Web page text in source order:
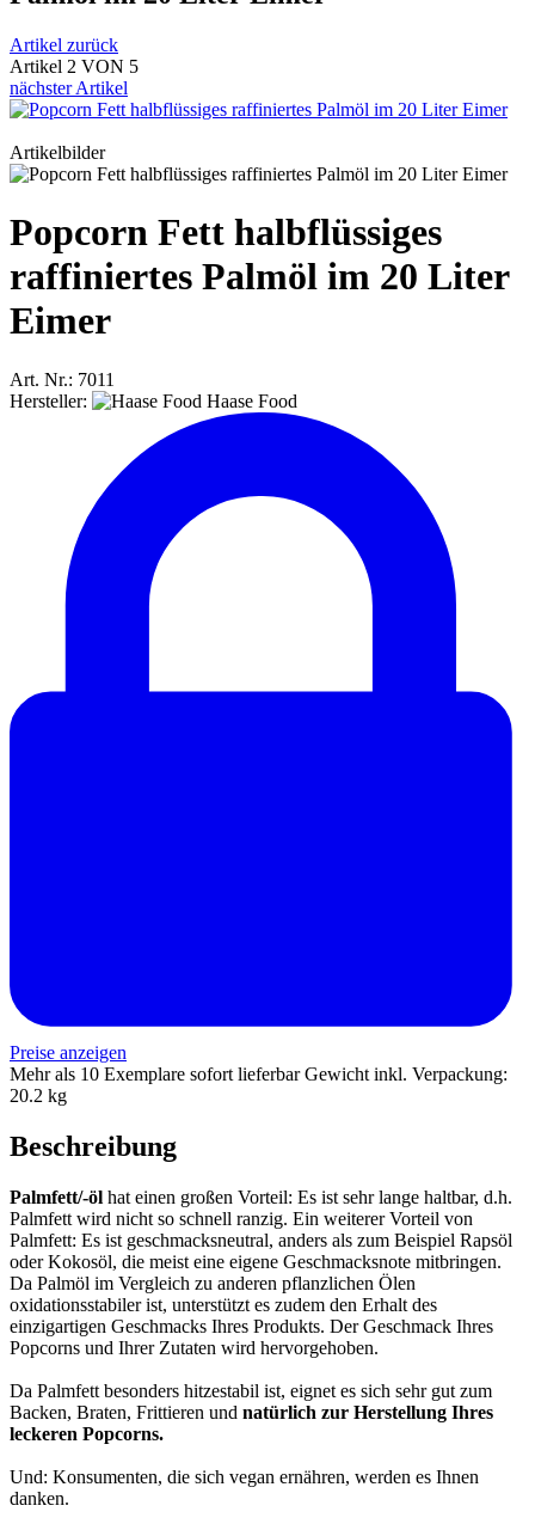
Artikel zurück
Artikel 2 VON 5
nächster Artikel
Artikelbilder
Popcorn Fett halbflüssiges
raffiniertes Palmöl im 20 Liter
Eimer
Art. Nr.: 7011
Hersteller:
Haase Food
Preise anzeigen
Mehr als 10 Exemplare sofort lieferbarGewicht inkl. Verpackung:
20.2 kg
Beschreibung
Palmfett/-öl hat einen großen Vorteil: Es ist sehr lange haltbar, d.h.
Palmfett wird nicht so schnell ranzig. Ein weiterer Vorteil von
Palmfett: Es ist geschmacksneutral, anders als zum Beispiel Rapsöl
oder Kokosöl, die meist eine eigene Geschmacksnote mitbringen.
Da Palmöl im Vergleich zu anderen pflanzlichen Ölen
oxidationsstabiler ist, unterstützt es zudem den Erhalt des
einzigartigen Geschmacks Ihres Produkts. Der Geschmack Ihres
Popcorns und Ihrer Zutaten wird hervorgehoben.
Da Palmfett besonders hitzestabil ist, eignet es sich sehr gut zum
Backen, Braten, Frittieren und natürlich zur Herstellung Ihres
leckeren Popcorns.
Und: Konsumenten, die sich vegan ernähren, werden es Ihnen
danken.